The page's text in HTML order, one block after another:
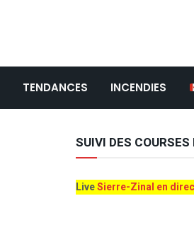
TENDANCES INCENDIES
SUIVI DES COURSES
LiveSierre-Zinal en